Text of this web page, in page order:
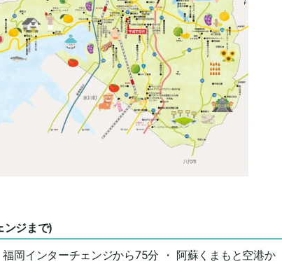
ンジまで)
岡インターチェンジから75分 ・ 阿蘇くまもと空港か